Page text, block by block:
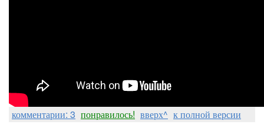
комментарии: 3 понравилось! вверх^ к полной версии